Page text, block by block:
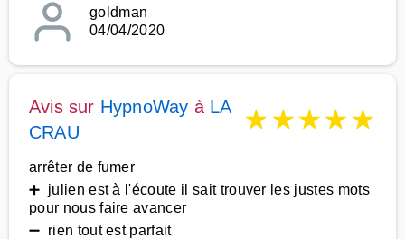
goldman
04/04/2020
Avis sur HypnoWay à LA
CRAU
★★★★★
arrêter de fumer
➕ julien est à l'écoute il sait trouver les justes mots
pour nous faire avancer
➖ rien tout est parfait